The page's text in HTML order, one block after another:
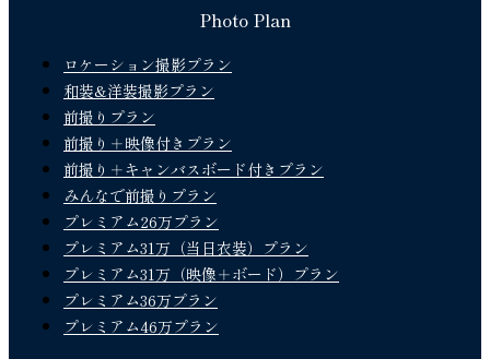
Photo Plan
ロケーション撮影プラン
和装&洋装撮影プラン
前撮りプラン
前撮り＋映像付きプラン
前撮り＋キャンバスボード付きプラン
みんなで前撮りプラン
プレミアム26万プラン
プレミアム31万（当日衣装）プラン
プレミアム31万（映像＋ボード）プラン
プレミアム36万プラン
プレミアム46万プラン